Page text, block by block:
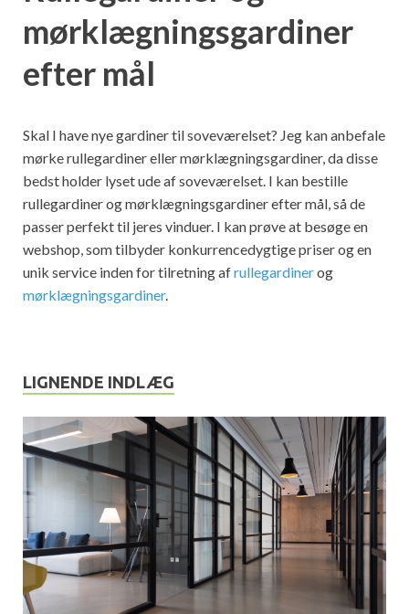
mørklægningsgardiner
efter mål
Skal I have nye gardiner til soveværelset? Jeg kan anbefale
mørke rullegardiner eller mørklægningsgardiner, da disse
bedst holder lyset ude af soveværelset. I kan bestille
rullegardiner og mørklægningsgardiner efter mål, så de
passer perfekt til jeres vinduer. I kan prøve at besøge en
webshop, som tilbyder konkurrencedygtige priser og en
unik service inden for tilretning afrullegardinerog
mørklægningsgardiner.
LIGNENDE INDLÆG